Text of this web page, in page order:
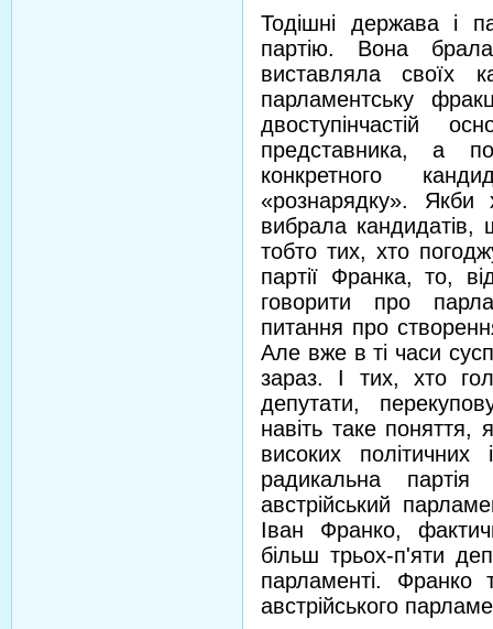
Тодішні держава і
партію. Вона
виставляла своїх
парламентську
двоступінчастій
представника, а
конкретного
«рознарядку». Якби
вибрала кандидатів,
тобто тих, хто
партії Франка, то,
говорити про
питання про
Але вже в ті часи
зараз. І тих, хто
депутати,
навіть таке
високих політичних
радикальна
австрійський
Іван Франко,
більш трьох-п'яти
парламенті. Франко
австрійського